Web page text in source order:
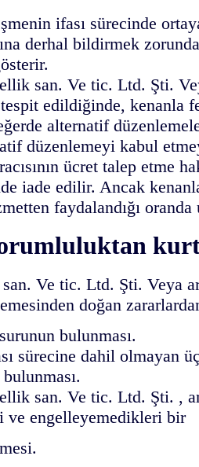
ifası sürecinde
derhal bildirmek
san. Ve tic. Ltd. Şti.
edildiğinde, kenanla
alternatif
düzenlemeyi kabul
ücret talep etme
iade edilir. Ancak
faydalandığı
Ve tic. Ltd. Şti. Veya
doğan
bulunması.
sürecine dahil olmayan
san. Ve tic. Ltd. Şti. ,
ve engelleyemedikleri bir